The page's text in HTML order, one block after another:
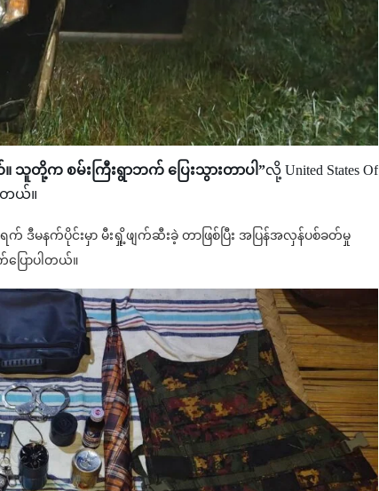
။ သူတို့က စမ်းကြီးရွာဘက် ပြေးသွားတာပါ”လို့ United States Of
တယ်။
ဒီမနက်ပိုင်းမှာ မီးရှို့ဖျက်ဆီးခဲ့ တာဖြစ်ပြီး အပြန်အလှန်ပစ်ခတ်မှု
ြောပါတယ်။